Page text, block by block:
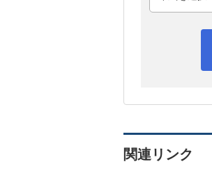
関連リンク